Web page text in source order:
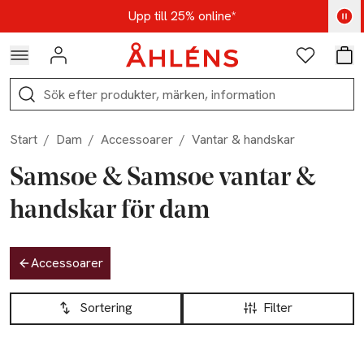
Hoppa till navigationsmenynUpp till 25% online*
Kod: AUG25 - Shoppa nu
Logga in Favoriter
Sök
Start / Dam / Accessoarer / Vantar & handskar
Samsoe & Samsoe vantar &
handskar för dam
Hoppa till produktsidan
Accessoarer
Hoppa till produktsidan
Filter
Sortering
Lista över produkter